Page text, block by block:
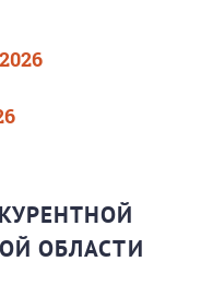
ОБЛАСТИ